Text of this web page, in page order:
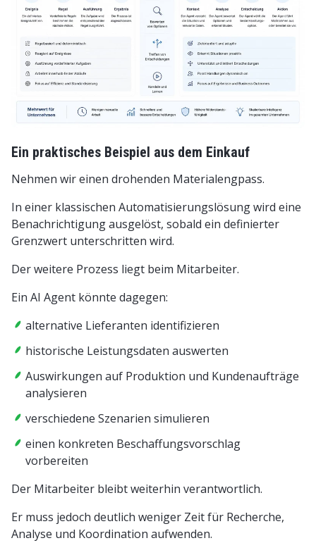
Ein praktisches Beispiel aus dem Einkauf
Nehmen wir einen drohenden Materialengpass.
In einer klassischen Automatisierungslösung wird eine
Benachrichtigung ausgelöst, sobald ein definierter
Grenzwert unterschritten wird.
Der weitere Prozess liegt beim Mitarbeiter.
Ein AI Agent könnte dagegen:
alternative Lieferanten identifizieren
historische Leistungsdaten auswerten
Auswirkungen auf Produktion und Kundenaufträge
analysieren
verschiedene Szenarien simulieren
einen konkreten Beschaffungsvorschlag
vorbereiten
Der Mitarbeiter bleibt weiterhin verantwortlich.
Er muss jedoch deutlich weniger Zeit für Recherche,
Analyse und Koordination aufwenden.